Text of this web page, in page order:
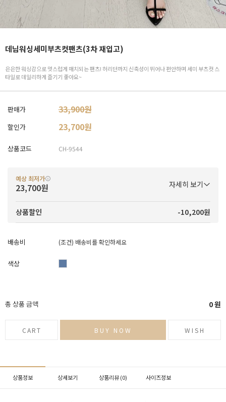
데님워싱세미부츠컷팬츠(3차 재입고)
은은한 워싱감으로 멋스럽게 매치되는 팬츠! 허리단까지 신축성이 뛰어나 편안하며 세미 부츠컷 스
타일로 데일리하게 즐기기 좋아요~
판매가 33,900원
할인가 23,700원
상품코드 CH-9544
예상 최저가
23,700원 자세히 보기
상품할인 -10,200원
배송비 (조건) 배송비를 확인하세요
색상
총 상품 금액 0원
CART BUY NOW WISH
상품정보 상세보기 상품리뷰 (0) 사이즈정보